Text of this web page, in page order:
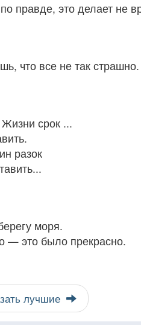
правде, это делает не
что все не так страшно.
Жизни срок ...
разок
моря.
— это было прекрасно.
лучшие